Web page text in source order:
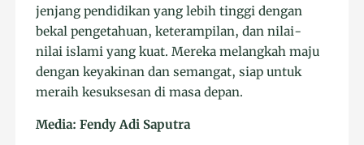
jenjang pendidikan yang lebih tinggi dengan
bekal pengetahuan, keterampilan, dan nilai-
nilai islami yang kuat. Mereka melangkah maju
dengan keyakinan dan semangat, siap untuk
meraih kesuksesan di masa depan.
Media: Fendy Adi Saputra